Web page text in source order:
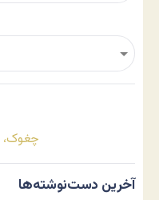
چغوک،
آخرین دست‌نوشته‌ها